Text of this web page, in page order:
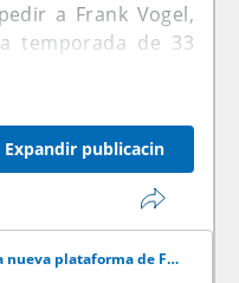
a Frank Vogel,
temporada de 33
James y compañía
de prensa y
tenía las horas
Ángeles.
Expandir publicacin
Qu opinan de la nueva plataforma de FIFA+?